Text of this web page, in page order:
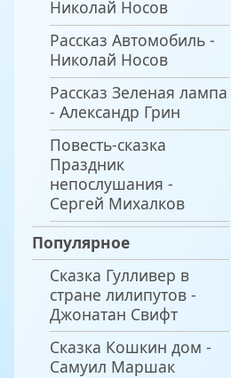
Николай Носов
Рассказ Автомобиль -
Николай Носов
Рассказ Зеленая лампа
- Александр Грин
Повесть-сказка
Праздник
непослушания -
Сергей Михалков
Популярное
Сказка Гулливер в
стране лилипутов -
Джонатан Свифт
Сказка Кошкин дом -
Самуил Маршак